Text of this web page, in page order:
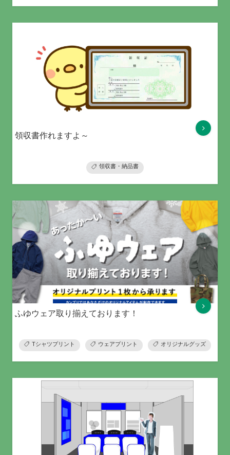
領収書作れますよ～
領収書・納品書
ふゆウェア取り揃えております！
Tシャツプリント ウェアプリント オリジナルグッズ